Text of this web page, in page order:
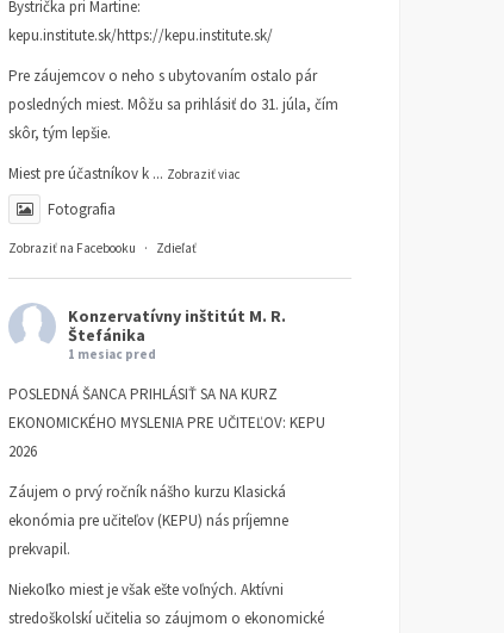
Bystrička pri Martine:
kepu.institute.sk/https://kepu.institute.sk/
Pre záujemcov o neho s ubytovaním ostalo pár
posledných miest. Môžu sa prihlásiť do 31. júla, čím
skôr, tým lepšie.
Miest pre účastníkov k ... Zobraziť viac
Fotografia
Zobraziť na Facebooku · Zdieľať
Konzervatívny inštitút M. R.
Štefánika
1 mesiac pred
POSLEDNÁ ŠANCA PRIHLÁSIŤ SA NA KURZ
EKONOMICKÉHO MYSLENIA PRE UČITEĽOV: KEPU
2026
Záujem o prvý ročník nášho kurzu Klasická
ekonómia pre učiteľov (KEPU) nás príjemne
prekvapil.
Niekoľko miest je však ešte voľných. Aktívni
stredoškolskí učitelia so záujmom o ekonomické